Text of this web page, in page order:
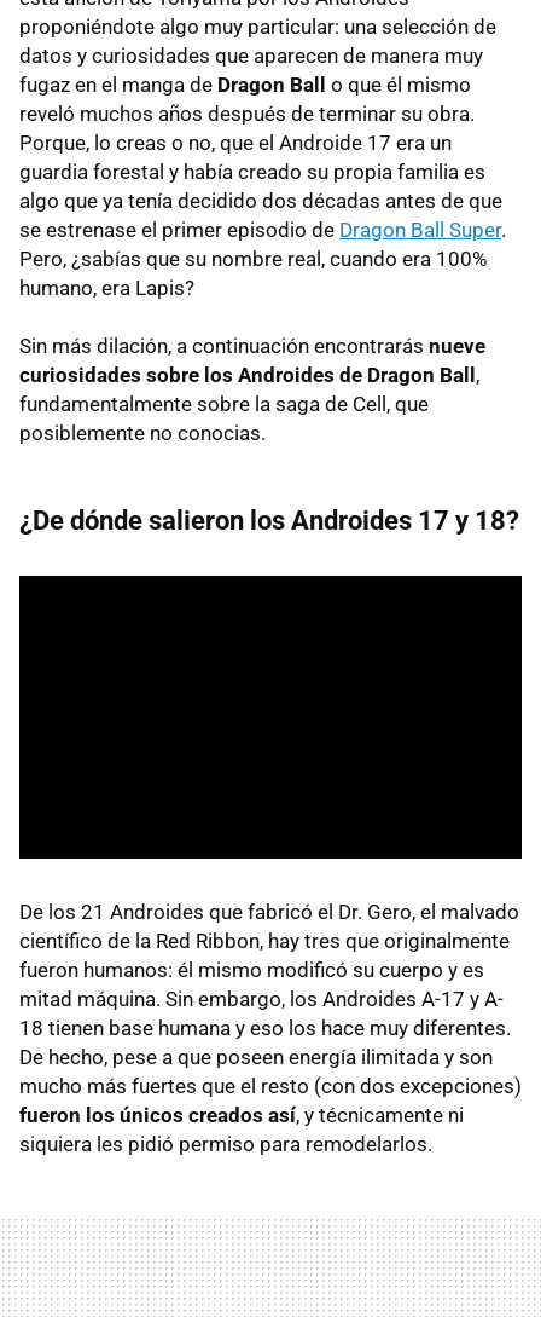
proponiéndote algo muy particular: una selección de
datos y curiosidades que aparecen de manera muy
fugaz en el manga de Dragon Ball
o que él mismo
reveló muchos años después de terminar su obra.
Porque, lo creas o no, que el Androide 17 era un
guardia forestal y había creado su propia familia es
algo que ya tenía decidido dos décadas antes de que
se estrenase el primer episodio de Dragon Ball Super.
Pero, ¿sabías que su nombre real, cuando era 100%
humano, era Lapis?
Sin más dilación, a continuación encontrarás nueve
curiosidades sobre los Androides de Dragon Ball ,
fundamentalmente sobre la saga de Cell, que
posiblemente no conocias.
¿De dónde salieron los Androides 17 y 18?
De los 21 Androides que fabricó el Dr. Gero, el malvado
científico de la Red Ribbon, hay tres que originalmente
fueron humanos: él mismo modificó su cuerpo y es
mitad máquina. Sin embargo, los Androides A-17 y A-
18 tienen base humana y eso los hace muy diferentes.
De hecho, pese a que poseen energía ilimitada y son
mucho más fuertes que el resto (con dos excepciones)
fueron los únicos creados así, y técnicamente ni
siquiera les pidió permiso para remodelarlos.